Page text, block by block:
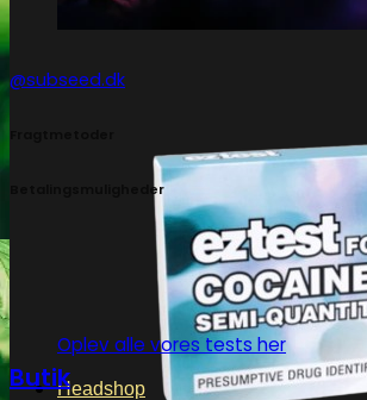
Oplev alle vores tests her
Headshop
@subseed.dk
Betalingsmuligheder
Butik